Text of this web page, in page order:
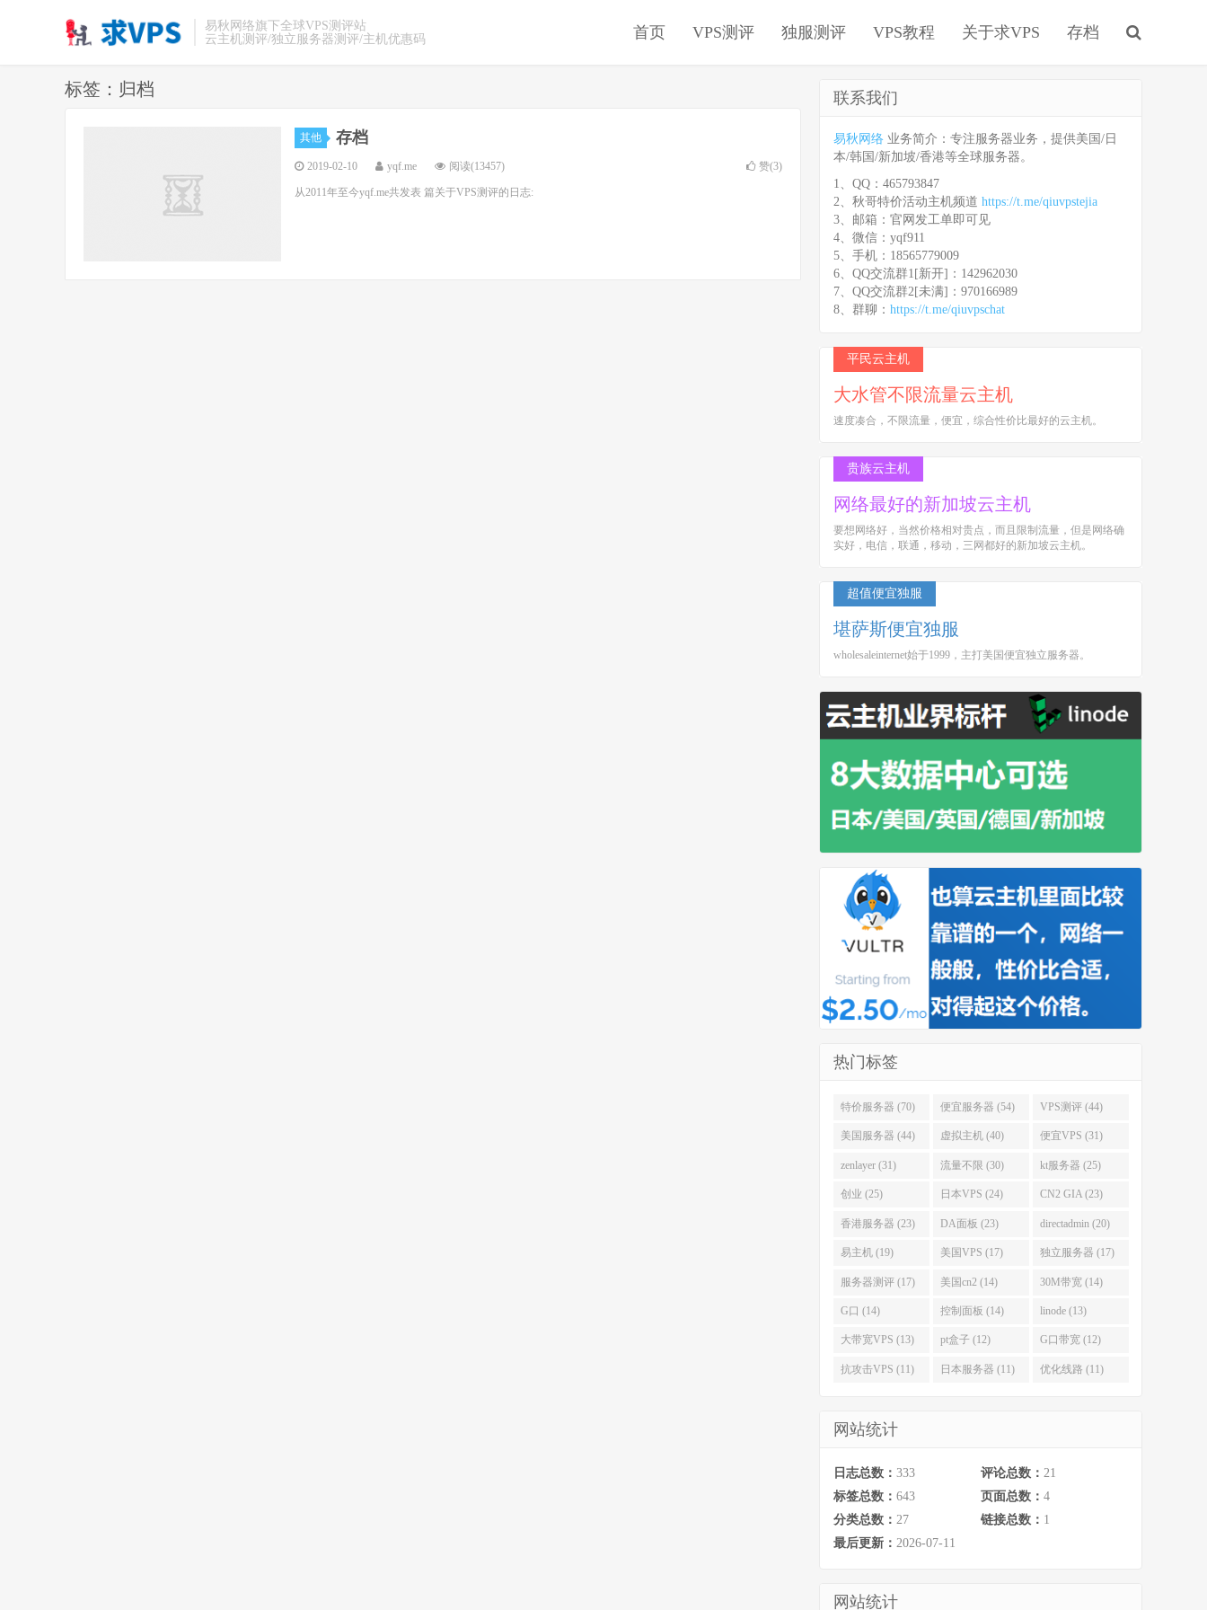
易秋网络旗下全球VPS测评站
云主机测评/独立服务器测评/主机优惠码
首页 VPS测评 独服测评 VPS教程 关于求VPS 存档
标签：归档
其他 存档
2019-02-10 yqf.me 阅读(13457) 赞(3)
从2011年至今yqf.me共发表 篇关于VPS测评的日志:
联系我们
易秋网络 业务简介：专注服务器业务，提供美国/日
本/韩国/新加坡/香港等全球服务器。
1、QQ：465793847
2、秋哥特价活动主机频道 https://t.me/qiuvpstejia
3、邮箱：官网发工单即可见
4、微信：yqf911
5、手机：18565779009
6、QQ交流群1[新开]：142962030
7、QQ交流群2[未满]：970166989
8、群聊： https://t.me/qiuvpschat
平民云主机
大水管不限流量云主机
速度凑合，不限流量，便宜，综合性价比最好的云主机。
贵族云主机
网络最好的新加坡云主机
要想网络好，当然价格相对贵点，而且限制流量，但是网络确
实好，电信，联通，移动，三网都好的新加坡云主机。
超值便宜独服
堪萨斯便宜独服
wholesaleinternet始于1999，主打美国便宜独立服务器。
热门标签
特价服务器 (70) 便宜服务器 (54) VPS测评 (44)
美国服务器 (44) 虚拟主机 (40) 便宜VPS (31)
zenlayer (31) 流量不限 (30) kt服务器 (25)
创业 (25) 日本VPS (24) CN2 GIA (23)
香港服务器 (23) DA面板 (23) directadmin (20)
易主机 (19) 美国VPS (17) 独立服务器 (17)
服务器测评 (17) 美国cn2 (14) 30M带宽 (14)
G口 (14) 控制面板 (14) linode (13)
大带宽VPS (13) pt盒子 (12) G口带宽 (12)
抗攻击VPS (11) 日本服务器 (11) 优化线路 (11)
网站统计
日志总数： 333 评论总数： 21
标签总数： 643 页面总数： 4
分类总数： 27 链接总数： 1
最后更新： 2026-07-11
网站统计